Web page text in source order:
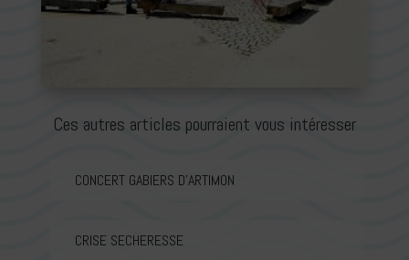
Ces autres articles pourraient vous intéresser
CONCERT GABIERS D’ARTIMON
CRISE SECHERESSE